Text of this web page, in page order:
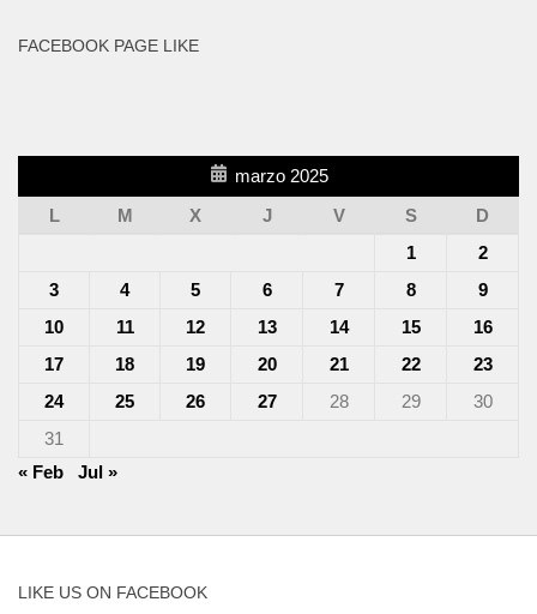
FACEBOOK PAGE LIKE
marzo 2025
L
M X J V S
D
1
2
3
4 5 6 7 8
9
10
11 12 13 14 15
16
17
18 19 20 21 22
23
24
25 26 27 28 29
30
31
« Feb
Jul »
LIKE US ON FACEBOOK